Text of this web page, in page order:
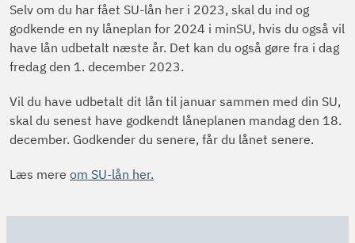
Selv om du har fået SU-lån her i 2023, skal du ind og
godkende en ny låneplan for 2024 i minSU, hvis du også vil
have lån udbetalt næste år. Det kan du også gøre fra i dag
fredag den 1. december 2023.
Vil du have udbetalt dit lån til januar sammen med din SU,
skal du senest have godkendt låneplanen mandag den 18.
december. Godkender du senere, får du lånet senere.
Læs mere om SU-lån her.